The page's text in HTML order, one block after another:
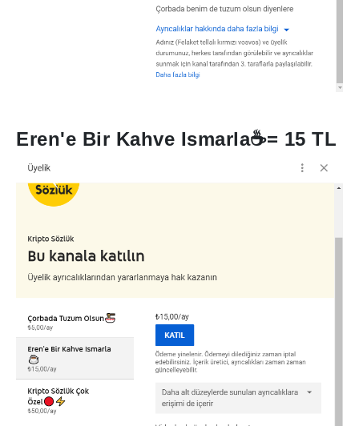
Eren'e Bir Kahve Ismarla☕= 15 TL